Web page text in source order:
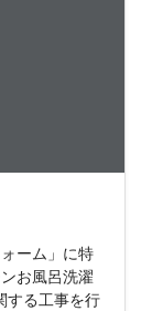
ーム」に特
お風呂洗濯
する工事を行